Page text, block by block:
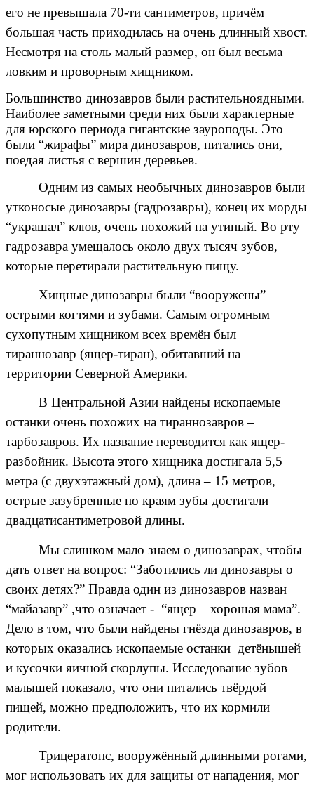
его не превышала 70-ти сантиметров, причём
большая часть приходилась на очень длинный хвост.
Несмотря на столь малый размер, он был весьма
ловким и проворным хищником.
Большинство динозавров были растительноядными.
Наиболее заметными среди них были характерные
для юрского периода гигантские зауроподы. Это
были “жирафы” мира динозавров, питались они,
поедая листья с вершин деревьев.
Одним из самых необычных динозавров были
утконосые динозавры (гадрозавры), конец их морды
“украшал” клюв, очень похожий на утиный. Во рту
гадрозавра умещалось около двух тысяч зубов,
которые перетирали растительную пищу.
Хищные динозавры были “вооружены”
острыми когтями и зубами. Самым огромным
сухопутным хищником всех времён был
тираннозавр (ящер-тиран), обитавший на
территории Северной Америки.
В Центральной Азии найдены ископаемые
останки очень похожих на тираннозавров –
тарбозавров. Их название переводится как ящер-
разбойник. Высота этого хищника достигала 5,5
метра (с двухэтажный дом), длина – 15 метров,
острые зазубренные по краям зубы достигали
двадцатисантиметровой длины.
Мы слишком мало знаем о динозаврах, чтобы
дать ответ на вопрос: “Заботились ли динозавры о
своих детях?” Правда один из динозавров назван
“майазавр” ,что означает - “ящер – хорошая мама”.
Дело в том, что были найдены гнёзда динозавров, в
которых оказались ископаемые останки детёнышей
и кусочки яичной скорлупы. Исследование зубов
малышей показало, что они питались твёрдой
пищей, можно предположить, что их кормили
родители.
Трицератопс, вооружённый длинными рогами,
мог использовать их для защиты от нападения, мог